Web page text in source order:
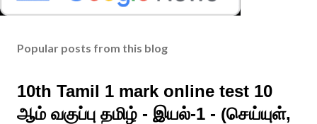
Popular posts from this blog
10th Tamil 1 mark online test 10
ஆம் வகுப்பு தமிழ் - இயல்-1 - (செய்யுள்,